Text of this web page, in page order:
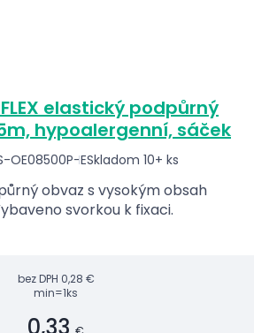
elastický podpůrný
hypoalergenní, sáček
OE08500P-ESkladom 10+ ks
obvaz s vysokým obsah
svorkou k fixaci.
bez DPH 0,28 €
min=1ks
0,33